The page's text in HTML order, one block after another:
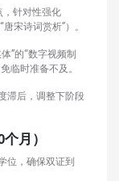
，针对性强化
宋诗词赏析”）。
”的“数字视频制
临时准备不及。
滞后，调整下阶段
月）
位，确保双证到